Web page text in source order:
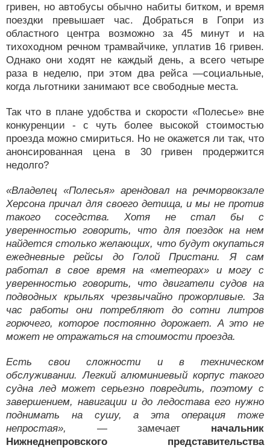
гривен, но автобусы обычно набиты битком, и время
поездки превышает час. Добраться в Гопри из
областного центра возможно за 45 минут и на
тихоходном речном трамвайчике, уплатив 16 гривен.
Однако они ходят не каждый день, а всего четыре
раза в неделю, при этом два рейса —социальные,
когда льготники занимают все свободные места.
Так что в плане удобства и скорости «Полесье» вне
конкуренции - с чуть более высокой стоимостью
проезда можно смириться. Но не окажется ли так, что
анонсированная цена в 30 гривен продержится
недолго?
«Владелец «Полесья» арендовал на речморвокзале
Херсона причал для своего детища, и мы не против
такого соседства. Хотя не стал бы с
уверенностью говорить, что для поездок на нем
найдется столько желающих, что будут окупаться
ежедневные рейсы до Голой Пристани. Я сам
работал в свое время на «метеорах» и могу с
уверенностью говорить, что двигатели судов на
подводных крыльях чрезвычайно прожорливые. За
час работы они потребляют до сотни литров
горючего, которое постоянно дорожает. А это не
может не отражаться на стоимости проезда.
Есть свои сложности и в техническом
обслуживании. Легкий алюминиевый корпус такого
судна лед может серьезно повредить, поэтому с
завершением, навигации и до ледостава его нужно
поднимать на сушу, а эта операция тоже
непростая»,
— замечает начальник
Нижнеднепровского представительства